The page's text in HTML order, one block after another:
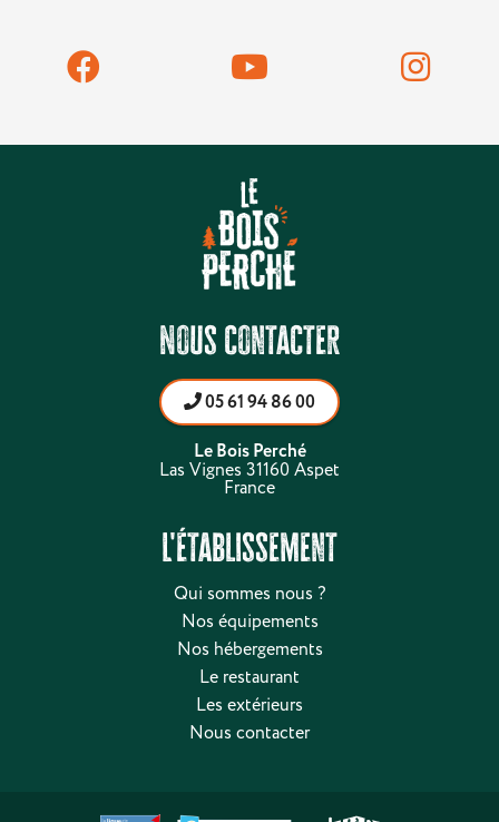
Nous contacter
05 61 94 86 00
Le Bois Perché
Las Vignes 31160 Aspet
France
L'établissement
Qui sommes nous ?
Nos équipements
Nos hébergements
Le restaurant
Les extérieurs
Nous contacter